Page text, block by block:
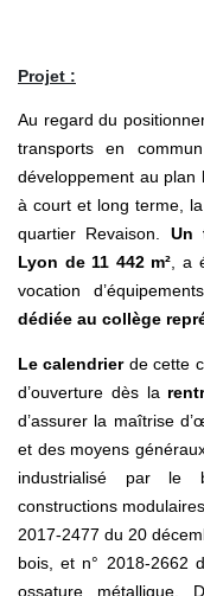
Projet :
Au regard du
transports en
développement au plan
à court et long terme,
quartier Revaison. Un
Lyon de 11 442 m², a
vocation
dédiée au collège
Le calendrier de cette
d’ouverture dès la
d’assurer la maîtrise
et des moyens
industrialisé par le
constructions
2017-2477 du 20
bois, et n° 2018-2662
ossature métallique.